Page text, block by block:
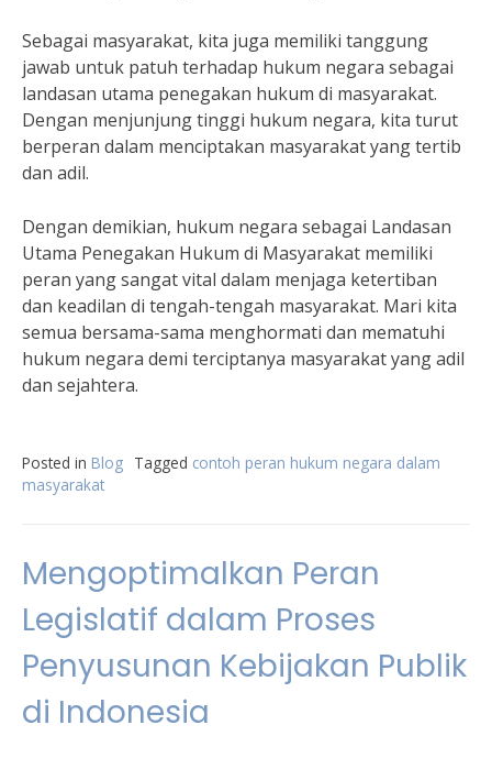
Sebagai masyarakat, kita juga memiliki tanggung
jawab untuk patuh terhadap hukum negara sebagai
landasan utama penegakan hukum di masyarakat.
Dengan menjunjung tinggi hukum negara, kita turut
berperan dalam menciptakan masyarakat yang tertib
dan adil.
Dengan demikian, hukum negara sebagai Landasan
Utama Penegakan Hukum di Masyarakat memiliki
peran yang sangat vital dalam menjaga ketertiban
dan keadilan di tengah-tengah masyarakat. Mari kita
semua bersama-sama menghormati dan mematuhi
hukum negara demi terciptanya masyarakat yang adil
dan sejahtera.
Posted in Blog Tagged contoh peran hukum negara dalam
masyarakat
Mengoptimalkan Peran
Legislatif dalam Proses
Penyusunan Kebijakan Publik
di Indonesia